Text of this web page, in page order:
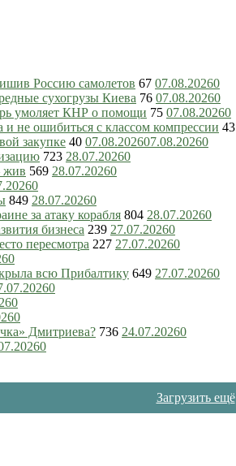
Россию самолетов 67 07.08.20260
сухогрузы Киева 76 07.08.20260
умоляет КНР о помощи 75 07.08.20260
и не ошибиться с классом компрессии 43
закупке 40 07.08.202607.08.20260
723 28.07.20260
жив 569 28.07.20260
0
849 28.07.20260
за атаку корабля 804 28.07.20260
бизнеса 239 27.07.20260
пересмотра 227 27.07.20260
0
всю Прибалтику 649 27.07.20260
0
0
0
Дмитриева? 736 24.07.20260
0
Загрузить ещё